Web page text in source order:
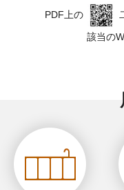
PDF上の
該当の